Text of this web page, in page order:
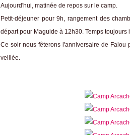
Aujourd'hui, matinée de repos sur le camp.
Petit-déjeuner pour 9h, rangement des
départ pour Maguide à 12h30. Temps toujours
Ce soir nous fêterons l'anniversaire de
veillée.